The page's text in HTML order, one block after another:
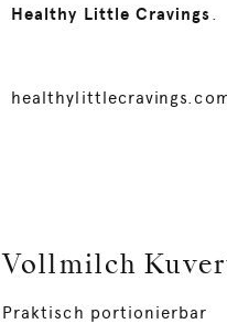
Healthy Little Cravings.
Vollmilch
Praktisch portionierbar